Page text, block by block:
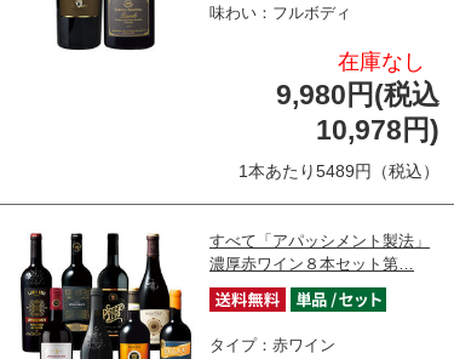
味わい：フルボディ
在庫なし
9,980円(税込
10,978円)
1本あたり5489円（税込）
すべて「アパッシメント製法」
濃厚赤ワイン８本セット第…
タイプ：赤ワイン